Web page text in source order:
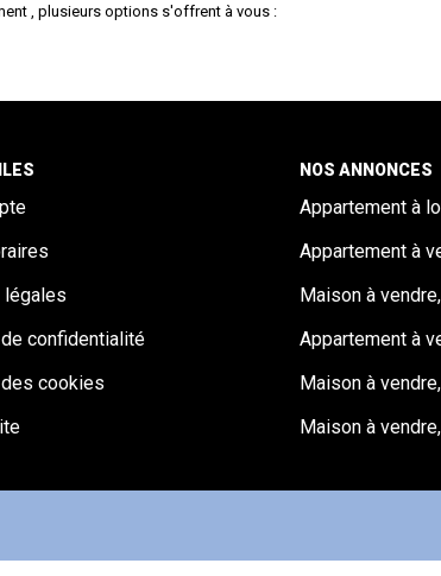
, plusieurs options s'offrent à vous :
légales
confidentialité
cookies
NOS ANNONCES
Appartement à
Appartement à
Maison à
Appartement à
Maison à
Maison à